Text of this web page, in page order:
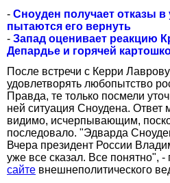
- Сноуден получает отказы
пытаются его вернуть
- Запад оценивает реакцию
Депардье и горячей
После встречи с Керри
удовлетворять любопытство
Правда, те только посмели
ней ситуация Сноудена. Ответ
видимо, исчерпывающим,
последовало. "Эдварда
Вчера президент России
уже все сказал. Все понятно", -
сайте внешнеполитического